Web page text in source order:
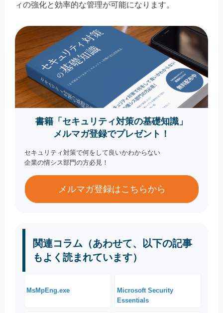
ィの強化と効率的な管理が可能になります。
書籍「セキュリティ対策の基礎知識」
メルマガ登録でプレゼント！
セキュリティ対策で何をして良いかわからない
企業の情シス部門の方必見！
メルマガ登録はこちらから
関連コラム（あわせて、以下の記事
もよく読まれています）
MsMpEng.exe
Microsoft Security
Essentials